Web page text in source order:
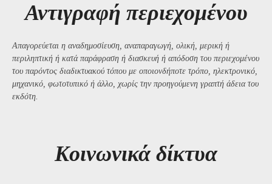
Αντιγραφή περιεχομένου
Απαγορεύεται η αναδημοσίευση, αναπαραγωγή, ολική, μερική ή
περιληπτική ή κατά παράφραση ή διασκευή ή απόδοση του περιεχομένου
του παρόντος διαδικτυακού τόπου με οποιονδήποτε τρόπο, ηλεκτρονικό,
μηχανικό, φωτοτυπικό ή άλλο, χωρίς την προηγούμενη γραπτή άδεια του
εκδότη.
Kοινωνικά δίκτυα